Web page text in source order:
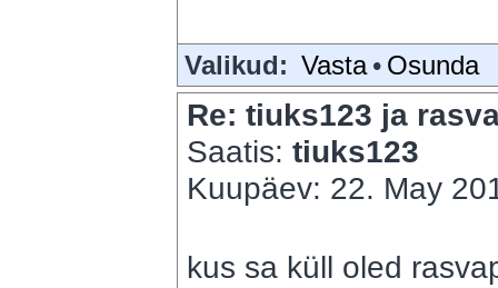
Valikud: Vasta • Osunda
Re: tiuks123 ja
Saatis: tiuks123
Kuupäev: 22. May
kus sa küll oled